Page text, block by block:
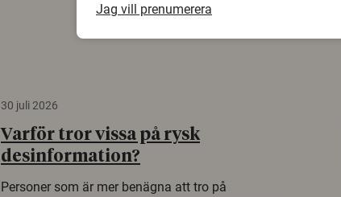
30 juli 2026
Varför tror vissa på rysk
desinformation?
Personer som är mer benägna att tro på
Jag vill prenumerera